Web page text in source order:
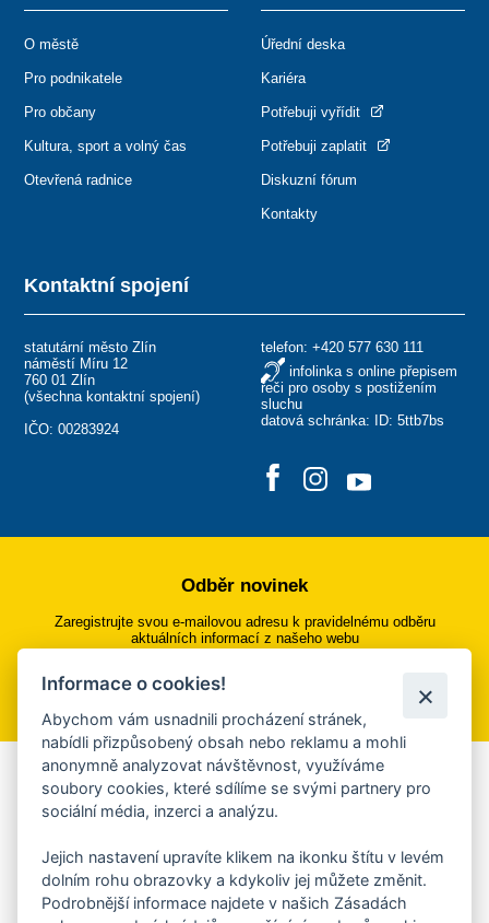
Kontaktní spojení
statutární město Zlín
náměstí Míru 12
760 01 Zlín
(všechna kontaktní spojení)
IČO: 00283924
telefon: +420 577 630 111
infolinka s online přepisem
řeči pro osoby s postižením
sluchu
datová schránka: ID: 5ttb7bs
O městě
Pro podnikatele
Pro občany
Kultura, sport a volný čas
Otevřená radnice
Úřední deska
Kariéra
Potřebuji vyřídit
Potřebuji zaplatit
Diskuzní fórum
Kontakty
Odběr novinek
Zaregistrujte svou e-mailovou adresu k pravidelnému odběru
aktuálních informací z našeho webu
Přihlásit se k odběru
Aplikace Mobilní rozhlas
Chcete dostávat do svého mobilu či mailu upozornění na
ankety, pozvánky na kulturní a sportovní akce?
Více informací o aplikaci
Informace o cookies!
Abychom vám usnadnili procházení stránek,
nabídli přizpůsobený obsah nebo reklamu a mohli
anonymně analyzovat návštěvnost, využíváme
soubory cookies, které sdílíme se svými partnery pro
sociální média, inzerci a analýzu.
Jejich nastavení upravíte klikem na ikonku štítu v levém
dolním rohu obrazovky a kdykoliv jej můžete změnit.
Podrobnější informace najdete v našich Zásadách